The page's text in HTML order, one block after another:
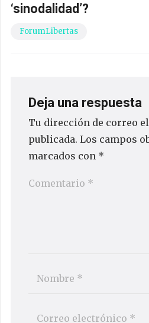
‘sinodalidad’?
ForumLibertas
Deja una respuesta
Tu dirección de correo
publicada. Los campos
marcados con *